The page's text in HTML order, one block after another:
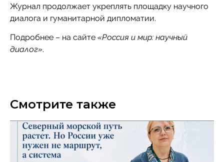
Журнал продолжает укреплять площадку научного
диалога и гуманитарной дипломатии.
Подробнее – на сайте «Россия и мир: научный
диалог».
Смотрите также